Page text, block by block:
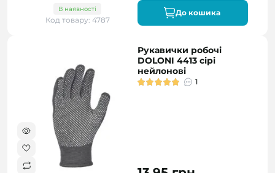
В наявності
Код товару: 4787
До кошика
Рукавички робочі
DOLONI 4413 сірі
нейлонові
1